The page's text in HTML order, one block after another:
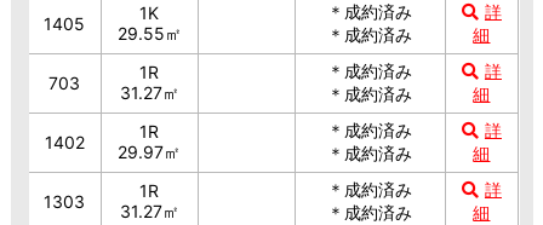
1405
1K
29.55㎡
＊成約済み
＊成約済み
詳
細
703
1R
31.27㎡
＊成約済み
＊成約済み
詳
細
1402
1R
29.97㎡
＊成約済み
＊成約済み
詳
細
1303
1R
31.27㎡
＊成約済み
＊成約済み
詳
細